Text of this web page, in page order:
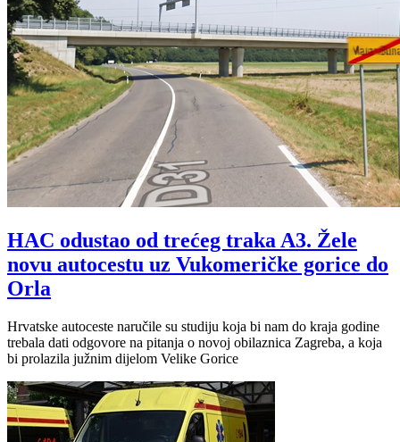
HAC odustao od trećeg traka A3. Žele
novu autocestu uz Vukomeričke gorice do
Orla
Hrvatske autoceste naručile su studiju koja bi nam do kraja godine
trebala dati odgovore na pitanja o novoj obilaznica Zagreba, a koja
bi prolazila južnim dijelom Velike Gorice